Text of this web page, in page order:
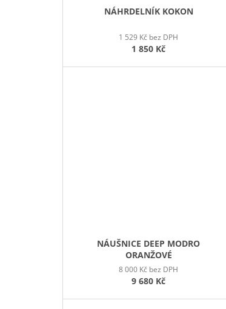
NÁHRDELNÍK KOKON
1 529 Kč bez DPH
1 850 Kč
NÁUŠNICE DEEP MODRO
ORANŽOVÉ
8 000 Kč bez DPH
9 680 Kč